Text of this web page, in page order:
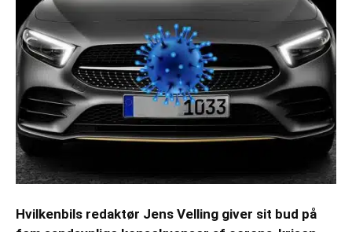
Hvilkenbils redaktør Jens Velling giver sit bud på